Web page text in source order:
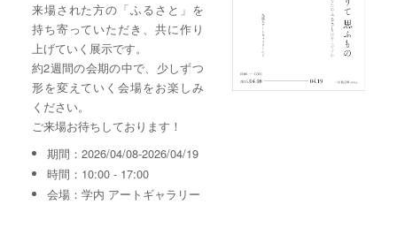
来場された方の「ふるさと」を
持ち寄っていただき、共に作り
上げていく展示です。
約2週間の会期の中で、少しずつ
形を変えていく会場をお楽しみ
ください。
ご来場お待ちしております！
期間：2026/04/08-2026/04/19
時間：10:00 - 17:00
会場：学内 アートギャラリー